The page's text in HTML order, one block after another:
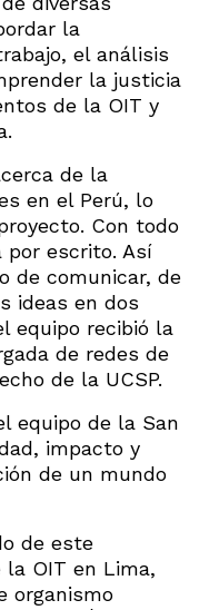
la
el análisis
la justicia
de la OIT y
de la
en el Perú, lo
Con todo
por escrito. Así
de comunicar, de
ideas en dos
equipo recibió la
de redes de
de la UCSP.
equipo de la San
impacto y
de un mundo
de este
OIT en Lima,
organismo